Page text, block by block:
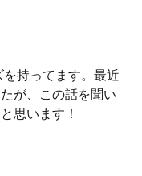
持ってます。最近
が、この話を聞い
思います！